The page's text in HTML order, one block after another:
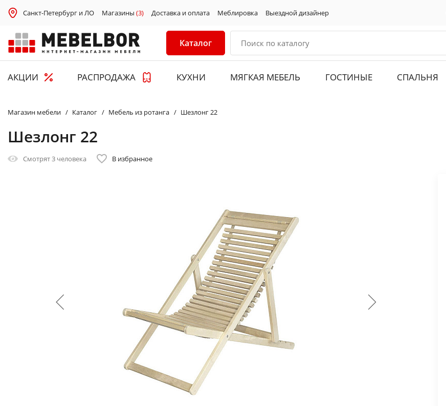
Санкт-Петербург и ЛО Магазины (3) Доставка и оплата Меблировка Выездной дизайнер
Каталог
АКЦИИ РАСПРОДАЖА КУХНИ МЯГКАЯ МЕБЕЛЬ ГОСТИНЫЕ СПАЛЬНЯ
Магазин мебели Каталог Мебель из ротанга Шезлонг 22
Шезлонг 22
Смотрят3 человека В избранное